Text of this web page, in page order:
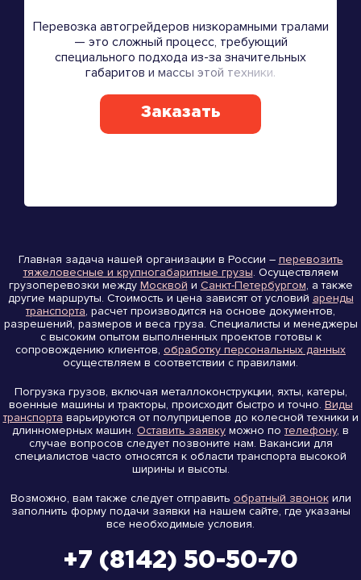
Перевозка автогрейдеров низкорамными тралами
— это сложный процесс, требующий
специального подхода из-за значительных
габаритов и массы этой техники.
Заказать
Главная задача нашей организации в России – перевозить
тяжеловесные и крупногабаритные грузы. Осуществляем
грузоперевозки между Москвой и Санкт-Петербургом, а также
другие маршруты. Стоимость и цена зависят от условий аренды
транспорта, расчет производится на основе документов,
разрешений, размеров и веса груза. Специалисты и менеджеры
с высоким опытом выполненных проектов готовы к
сопровождению клиентов, обработку персональных данных
осуществляем в соответствии с правилами.
Погрузка грузов, включая металлоконструкции, яхты, катеры,
военные машины и тракторы, происходит быстро и точно. Виды
транспорта варьируются от полуприцепов до колесной техники и
длинномерных машин. Оставить заявку можно по телефону, в
случае вопросов следует позвоните нам. Вакансии для
специалистов часто относятся к области транспорта высокой
ширины и высоты.
Возможно, вам также следует отправить обратный звонокили
заполнить форму подачи заявки на нашем сайте, где указаны
все необходимые условия.
+7 (8142) 50-50-70